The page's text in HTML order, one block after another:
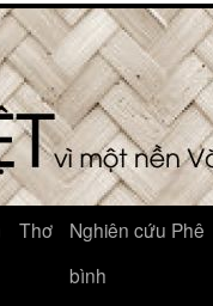
Thơ
Nghiên cứu Phê
bình